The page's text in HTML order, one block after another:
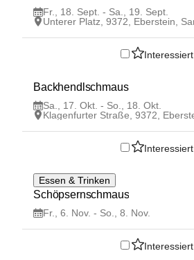
Fr., 18. Sept. - Sa., 19. Sept.
Interessiert
17 Backhendlschmaus
Sa., 17. Okt. - So., 18. Okt.
Interessiert
6
NOV
Essen & Trinken
Schöpsernschmaus
Fr., 6. Nov. - So., 8. Nov.
Interessiert